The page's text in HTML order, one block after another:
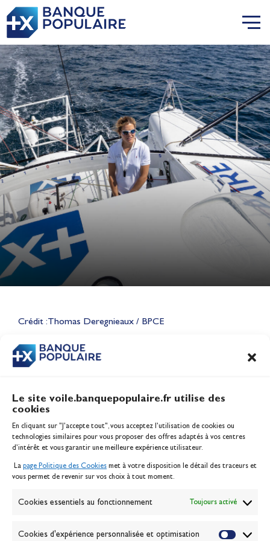
Le site voile.banquepopulaire.fr utilise des
cookies
En cliquant sur "J'accepte tout", vous acceptez l’utilisation de cookies ou
technologies similaires pour vous proposer des offres adaptés à vos centres
d’intérêt et vous garantir une meilleure expérience utilisateur.
La page Politique des Cookies met à votre disposition le détail des traceurs et
vous permet de revenir sur vos choix à tout moment.
Cookies essentiels au fonctionnement Toujours activé
Cookies d'expérience personnalisée et optimisation
Crédit : Thomas Deregnieaux / BPCE
CONTENU
Lauriane Nolot en or à Long
Jeux Olympiques 2028
Inscription serveur média
Contact
Politique des cookies
Banque de la voile
Passion Voile TV